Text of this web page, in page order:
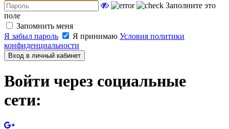
Заполните это
поле
Запомнить меня
Я забыл пароль
Я принимаю Условия политики
конфиденциальности
Вход в личный кабинет
Войти через социальные
сети: